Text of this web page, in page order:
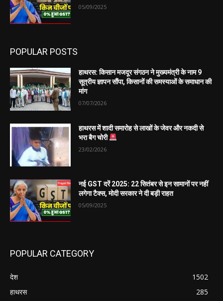
05/09/2025
POPULAR POSTS
हाथरस: किसान मजदूर संगठन ने मुख्यमंत्री के नाम 9
सूत्रीय ज्ञापन सौंपा, किसानों की समस्याओं के समाधान की
मांग
07/07/2026
हाथरस में शादी समारोह से लाखों के जेवर और नकदी से
भरा बैग चोरी
23/02/2026
नई GST दरें 2025: 22 सितंबर से इन सामानों पर नहीं
लगेगा टैक्स, मोदी सरकार ने दी बड़ी राहत
05/09/2025
POPULAR CATEGORY
देश
1502
हाथरस
285